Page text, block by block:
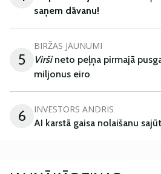
saņem dāvanu!
5
BIRŽAS JAUNUMI
Viršineto peļņa pirmajā
miljonus eiro
6 INVESTORS ANDRIS
AI karstā gaisa nolaišanu